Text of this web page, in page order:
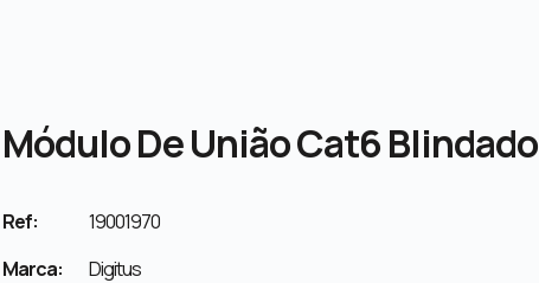
Módulo De União Cat6 Blindado
Ref:
19001970
Marca:
Digitus